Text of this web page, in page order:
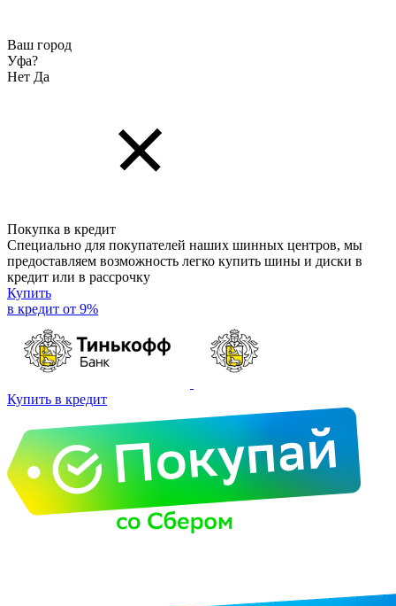
Ваш город
Уфа?
Нет Да
Покупка в кредит
Специально для покупателей наших шинных центров, мы
предоставляем возможность легко купить шины и диски в
кредит или в рассрочку
Купить
в кредит от 9%
Купить в кредит